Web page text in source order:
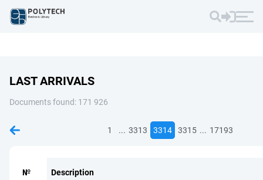
LAST ARRIVALS
Documents found: 171 926
1 ... 3313 3314 3315 ... 17193
№ Description